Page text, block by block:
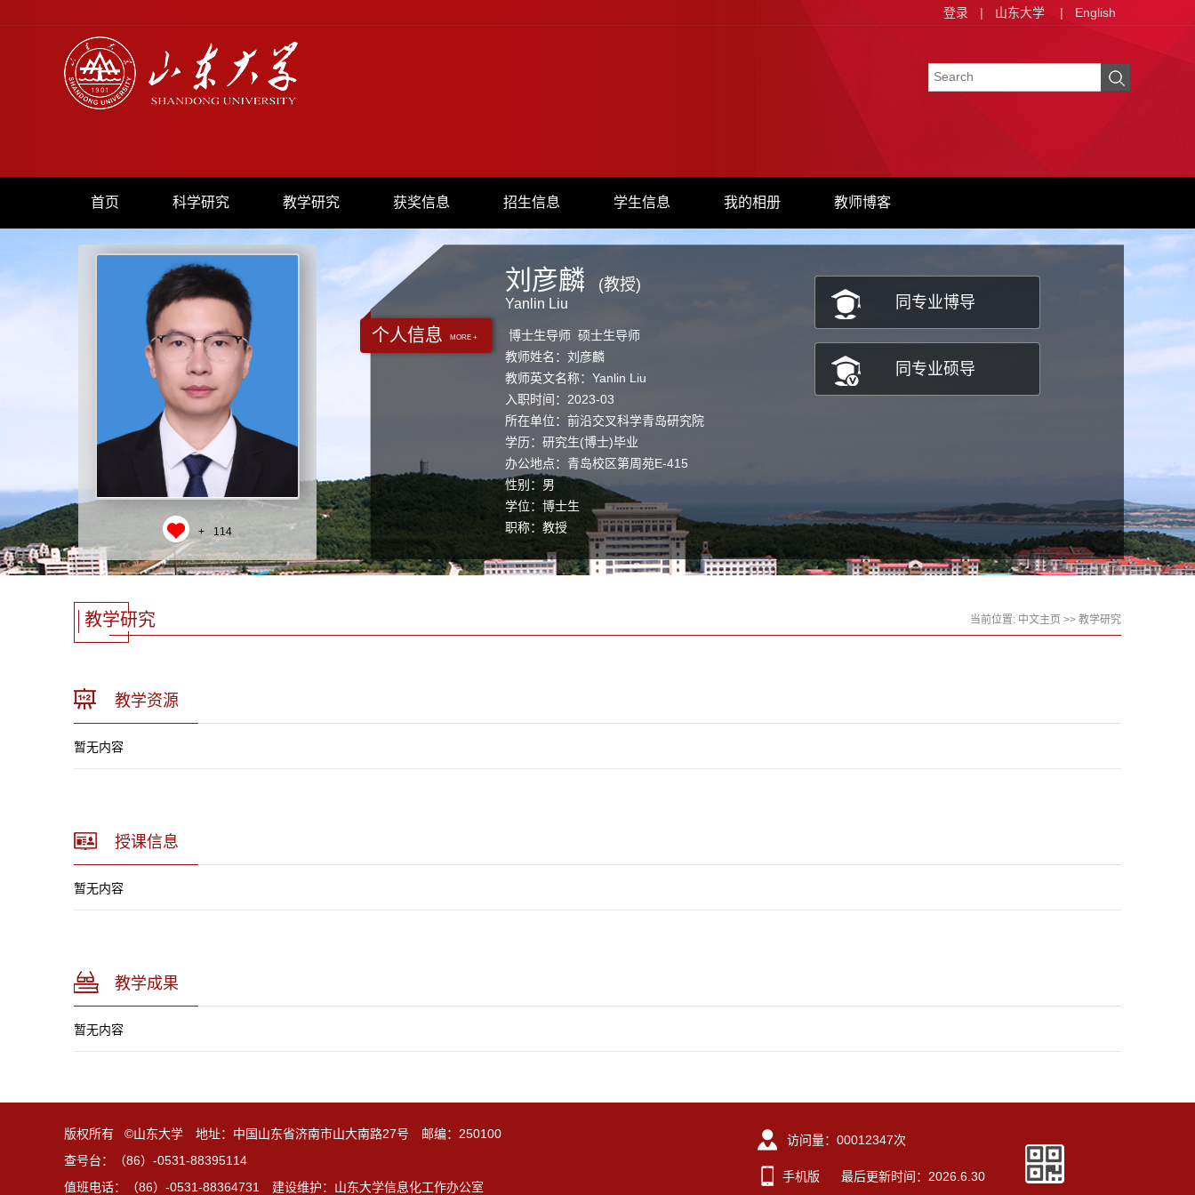
登录 | 山东大学 | English
首页 科学研究 教学研究 获奖信息 招生信息 学生信息 我的相册 教师博客
+ 114
个人信息 MORE +
刘彦麟
Yanlin Liu
(教授)
博士生导师 硕士生导师
教师姓名：刘彦麟
教师英文名称：Yanlin Liu
入职时间：2023-03
所在单位：前沿交叉科学青岛研究院
学历：研究生(博士)毕业
办公地点：青岛校区第周苑E-415
性别：男
学位：博士生
职称：教授
毕业院校：中国科学技术大学
学科：粒子物理与原子核物理
同专业博导
同专业硕导
教学研究 当前位置: 中文主页 >> 教学研究
教学资源
暂无内容
授课信息
暂无内容
教学成果
暂无内容
版权所有 ©山东大学 地址：中国山东省济南市山大南路27号 邮编：250100
查号台：（86）-0531-88395114
值班电话：（86）-0531-88364731 建设维护：山东大学信息化工作办公室
访问量： 00012347次
手机版 最后更新时间： 2026 6 30